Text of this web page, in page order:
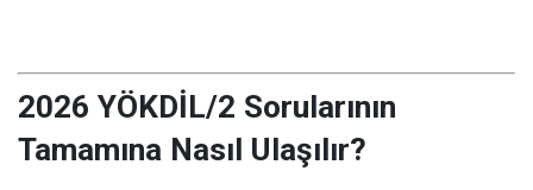
2026 YÖKDİL/2 Sorularının
Tamamına Nasıl Ulaşılır?